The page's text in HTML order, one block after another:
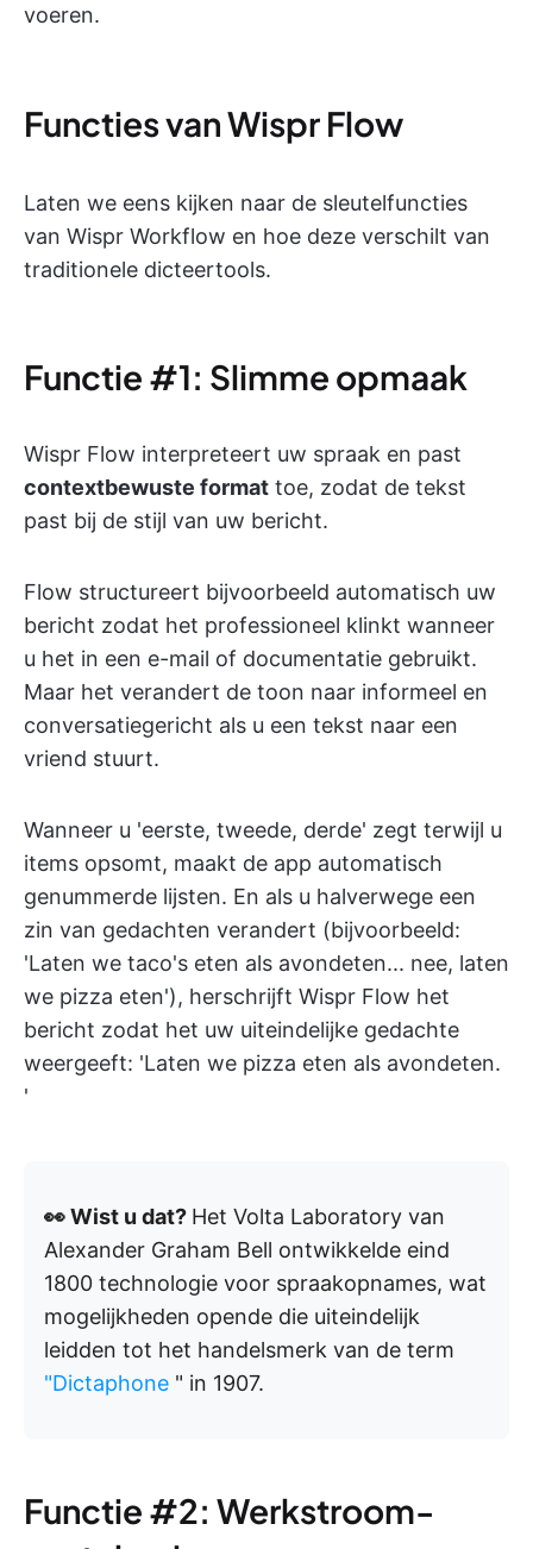
voeren.
Functies van Wispr Flow
Laten we eens kijken naar de sleutelfuncties
van Wispr Workflow en hoe deze verschilt van
traditionele dicteertools.
Functie #1: Slimme opmaak
Wispr Flow interpreteert uw spraak en past
contextbewuste format toe, zodat de tekst
past bij de stijl van uw bericht.
Flow structureert bijvoorbeeld automatisch uw
bericht zodat het professioneel klinkt wanneer
u het in een e-mail of documentatie gebruikt.
Maar het verandert de toon naar informeel en
conversatiegericht als u een tekst naar een
vriend stuurt.
Wanneer u 'eerste, tweede, derde' zegt terwijl u
items opsomt, maakt de app automatisch
genummerde lijsten. En als u halverwege een
zin van gedachten verandert (bijvoorbeeld:
'Laten we taco's eten als avondeten... nee, laten
we pizza eten'), herschrijft Wispr Flow het
bericht zodat het uw uiteindelijke gedachte
weergeeft: 'Laten we pizza eten als avondeten.
'
👀 Wist u dat? Het Volta Laboratory van
Alexander Graham Bell ontwikkelde eind
1800 technologie voor spraakopnames, wat
mogelijkheden opende die uiteindelijk
leidden tot het handelsmerk van de term
"Dictaphone " in 1907.
Functie #2: Werkstroom-